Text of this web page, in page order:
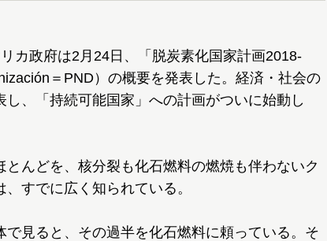
カ政府は2月24日、「脱炭素化国家計画2018-
＝PND）の概要を発表した。経済・社会の
、「持続可能国家」への計画がついに始動し
んどを、核分裂も化石燃料の燃焼も伴わないク
すでに広く知られている。
見ると、その過半を化石燃料に頼っている。そ